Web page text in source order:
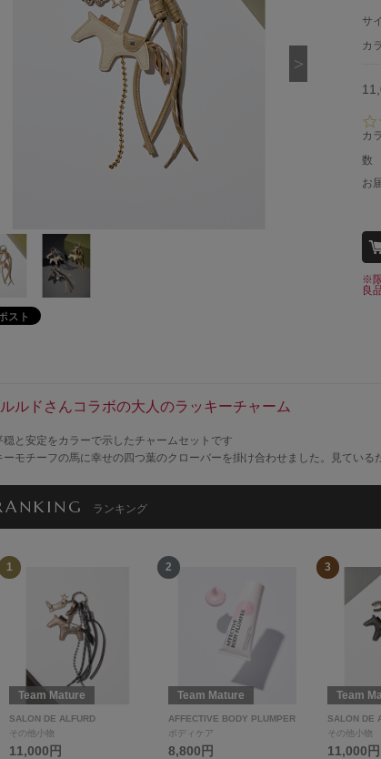
サ
カ
カ
数
お
※
良
ルドさんコラボの大人のラッキーチャーム
穏と安定をカラーで示したチャームセットです
ーモチーフの馬に幸せの四つ葉のクローバーを掛け合わせました。見てい
ランキング
1
Team Mature
SALON DE ALFURD
その他小物
11,000円
2
Team Mature
AFFECTIVE BODY PLUMPER
ボディケア
8,800円
3
Team
SALON DE
その他小物
11,000円